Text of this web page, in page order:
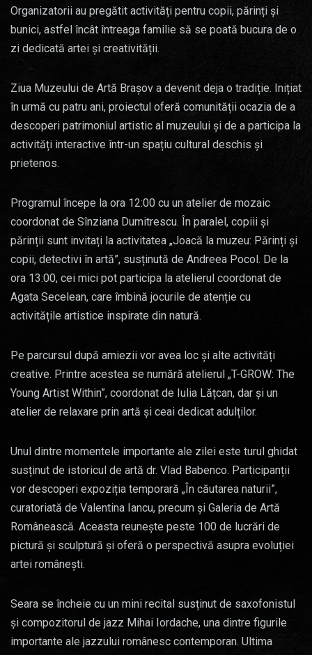
Organizatorii au pregătit activități pentru copii, părinți și
bunici, astfel încât întreaga familie să se poată bucura de o
zi dedicată artei și creativității.
Ziua Muzeului de Artă Brașov a devenit deja o tradiție. Inițiat
în urmă cu patru ani, proiectul oferă comunității ocazia de a
descoperi patrimoniul artistic al muzeului și de a participa la
activități interactive într-un spațiu cultural deschis și
prietenos.
Programul începe la ora 12:00 cu un atelier de mozaic
coordonat de Sînziana Dumitrescu. În paralel, copiii și
părinții sunt invitați la activitatea „Joacă la muzeu: Părinți și
copii, detectivi în artă”, susținută de Andreea Pocol. De la
ora 13:00, cei mici pot participa la atelierul coordonat de
Agata Secelean, care îmbină jocurile de atenție cu
activitățile artistice inspirate din natură.
Pe parcursul după amiezii vor avea loc și alte activități
creative. Printre acestea se numără atelierul „T-GROW: The
Young Artist Within”, coordonat de Iulia Lățcan, dar și un
atelier de relaxare prin artă și ceai dedicat adulților.
Unul dintre momentele importante ale zilei este turul ghidat
susținut de istoricul de artă dr. Vlad Babenco. Participanții
vor descoperi expoziția temporară „În căutarea naturii”,
curatoriată de Valentina Iancu, precum și Galeria de Artă
Românească. Aceasta reunește peste 100 de lucrări de
pictură și sculptură și oferă o perspectivă asupra evoluției
artei românești.
Seara se încheie cu un mini recital susținut de saxofonistul
și compozitorul de jazz Mihai Iordache, una dintre figurile
importante ale jazzului românesc contemporan. Ultima